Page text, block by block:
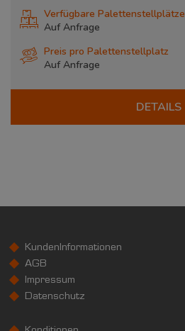
Verfügbare Palettenstellplätze
Auf Anfrage
Preis pro Palettenstellplatz
Auf Anfrage
DETAILS
KundenInformationen
AGB
Impressum
Datenschutz